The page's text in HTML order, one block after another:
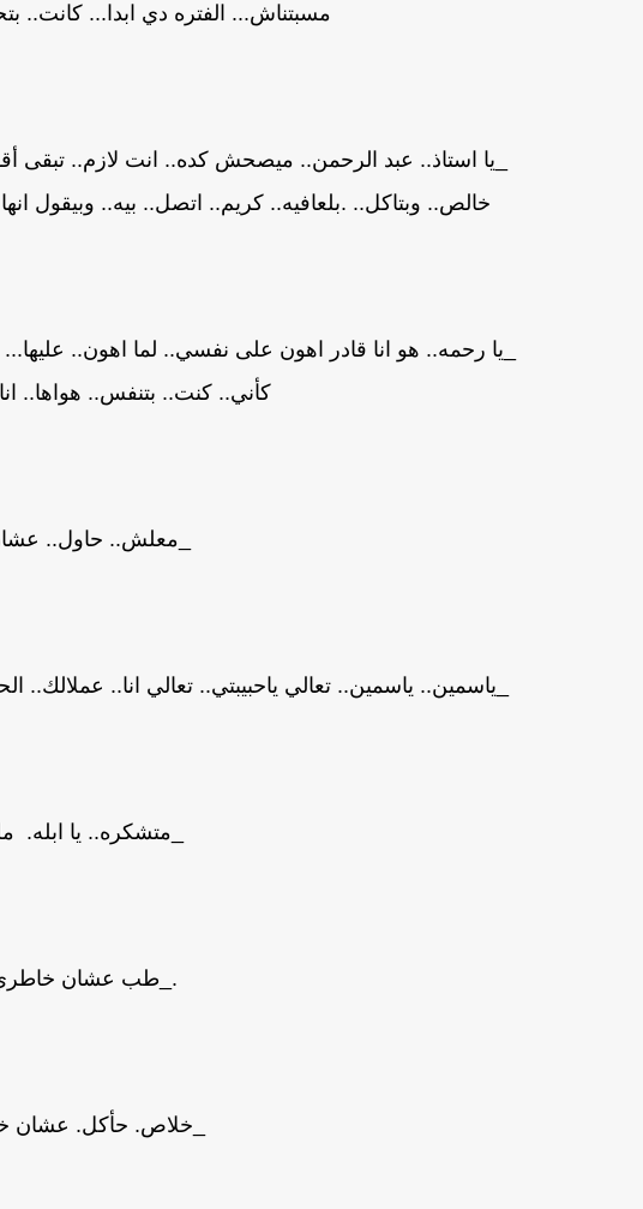
مسبتناش... الفتره دي ابدا... كانت..
_يا استاذ.. عبد الرحمن.. ميصحش كده.. انت لازم..
خالص.. وبتاكل.. .بلعافيه.. كريم.. اتصل.. بيه.. وبيقول
_يا رحمه.. هو انا قادر اهون على نفسي.. لما اهون..
كأني.. كنت.. بتنفس.. هواها..
_معلش.. حاول..
_ياسمين.. ياسمين.. تعالي ياحبيبتي.. تعالي انا..
_متشكره.. يا
._طب عشان خاطري
_خلاص. حأكل. عشان